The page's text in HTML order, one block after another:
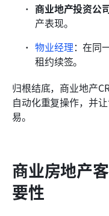
商业地产投资公
产表现。
物业经理：在同
租约续签。
归根结底，商业地产
自动化重复操作，并
易。
商业房地产
要性